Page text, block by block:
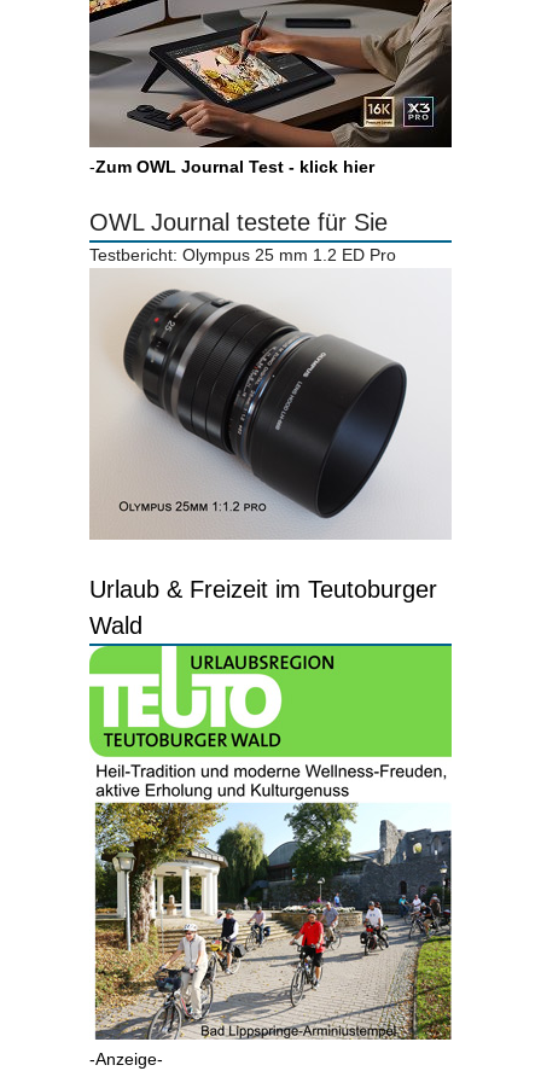
-Zum OWL Journal Test - klick hier
OWL Journal testete für Sie
Testbericht: Olympus 25 mm 1.2 ED Pro
Urlaub & Freizeit im Teutoburger
Wald
-Anzeige-